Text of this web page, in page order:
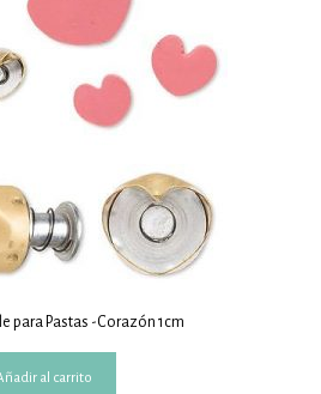
para Pastas -Corazón 1cm
al carrito